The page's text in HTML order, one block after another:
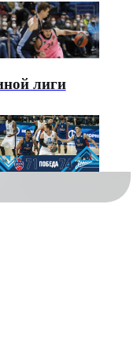
лиги